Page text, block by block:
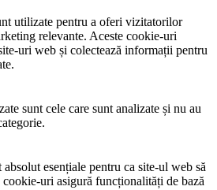
utilizate pentru a oferi vizitatorilor
relevante. Aceste cookie-uri
uri web și colectează informații pentru
sunt cele care sunt analizate și nu au
esențiale pentru ca site-ul web să
uri asigură funcționalități de bază